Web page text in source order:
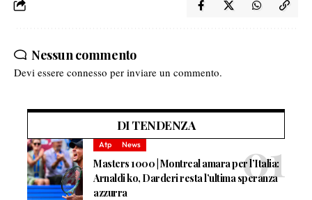
Nessun commento
Devi essere connesso per inviare un commento.
DI TENDENZA
Atp News
Masters 1000 | Montreal amara per l’Italia:
Arnaldi ko, Darderi resta l’ultima speranza
azzurra